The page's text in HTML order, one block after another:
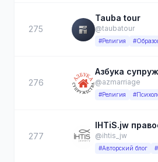
275
Tauba tour
@taubatour
#Религия
276
Азбука
@azmarriage
#Религия
277
IHTiS.jw
@ihtis_jw
#Авторский блог